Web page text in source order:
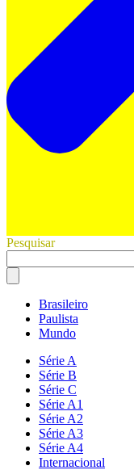
Pesquisar
Brasileiro
Paulista
Mundo
Série A
Série B
Série C
Série A1
Série A2
Série A3
Série A4
Internacional